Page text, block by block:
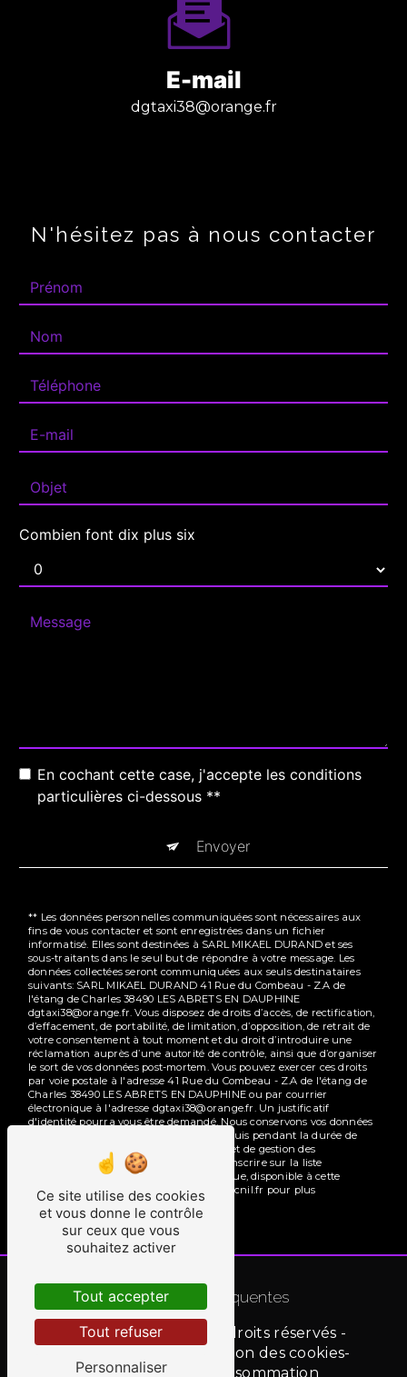
E-mail
dgtaxi38@orange.fr
N'hésitez pas à nous contacter
Combien font dix plus six
En cochant cette case, j'accepte les conditions
particulières ci-dessous **
Envoyer
** Les données personnelles communiquées sont nécessaires aux
fins de vous contacter et sont enregistrées dans un fichier
informatisé. Elles sont destinées à SARL MIKAEL DURAND et ses
sous-traitants dans le seul but de répondre à votre message. Les
données collectées seront communiquées aux seuls destinataires
suivants: SARL MIKAEL DURAND 41 Rue du Combeau - Z.A de
l'étang de Charles 38490 LES ABRETS EN DAUPHINE
dgtaxi38@orange.fr. Vous disposez de droits d’accès, de rectification,
d’effacement, de portabilité, de limitation, d’opposition, de retrait de
votre consentement à tout moment et du droit d’introduire une
réclamation auprès d’une autorité de contrôle, ainsi que d’organiser
le sort de vos données post-mortem. Vous pouvez exercer ces droits
par voie postale à l'adresse 41 Rue du Combeau - Z.A de l'étang de
Charles 38490 LES ABRETS EN DAUPHINE ou par courrier
électronique à l'adresse dgtaxi38@orange.fr. Un justificatif
d'identité pourra vous être demandé. Nous conservons vos données
pendant la période de prise de contact puis pendant la durée de
prescription légale aux fins probatoires et de gestion des
contentieux. Vous avez le droit de vous inscrire sur la liste
d'opposition au démarchage téléphonique, disponible à cette
adresse: Bloctel.gouv.fr
. Consultez le site cnil.fr pour plus
d’informations sur vos droits.
Recherches fréquentes
Vistalid- 2026 - Tous droits réservés -
Gestion des cookies-
Médiation de la consommation
Ce site utilise des cookies
et vous donne le contrôle
sur ceux que vous
souhaitez activer
Tout accepter
Tout refuser
Personnaliser